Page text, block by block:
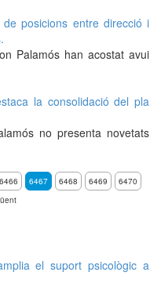
de posicions entre direcció i
Palamós han acostat avui
la consolidació del pla
no presenta novetats
6466 6467 6468 6469
6470
el suport psicològic a